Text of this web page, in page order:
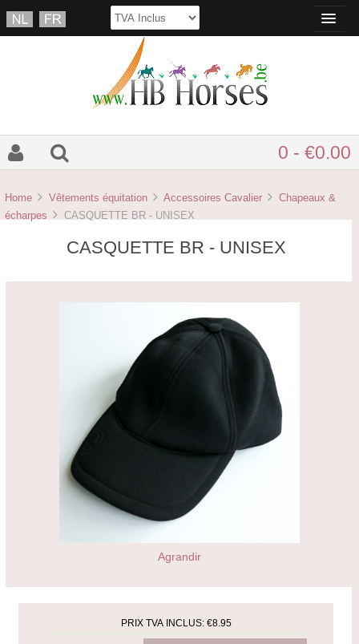
0 - €0.00
Home Vêtements équitation Accessoires Cavalier
Chapeaux &
écharpes
CASQUETTE BR - UNISEX
CASQUETTE BR - UNISEX
Agrandir
PRIX TVA INCLUS: €8.95